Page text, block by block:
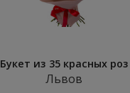
Букет из 35 красных роз
Львов